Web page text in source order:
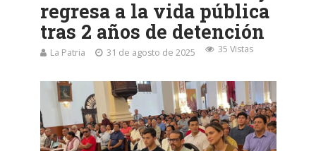
regresa a la vida pública
tras 2 años de detención
La Patria 31 de agosto de 2025 35 Vistas